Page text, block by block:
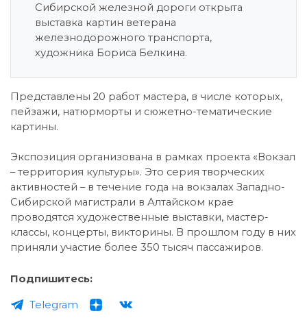
Сибирской железной дороги открыта
выставка картин ветерана
железнодорожного транспорта,
художника Бориса Белкина.
Представлены 20 работ мастера, в числе которых,
пейзажи, натюрморты и сюжетно-тематические
картины.
Экспозиция организована в рамках проекта «Вокзал
– территория культуры». Это серия творческих
активностей – в течение года на вокзалах Западно-
Сибирской магистрали в Алтайском крае
проводятся художественные выставки, мастер-
классы, концерты, викторины. В прошлом году в них
приняли участие более 350 тысяч пассажиров.
Подпишитесь:
Telegram